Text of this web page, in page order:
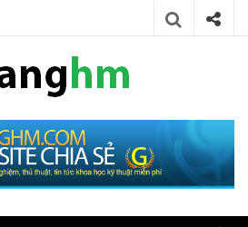
gianghm
kỹ thuật miễn phí